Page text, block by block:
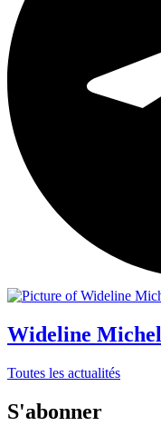
Wideline Michel
Toutes les actualités
S'abonner